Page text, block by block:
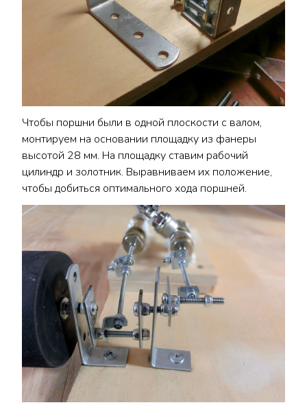
Чтобы поршни были в одной плоскости с валом,
монтируем на основании площадку из фанеры
высотой 28 мм. На площадку ставим рабочий
цилиндр и золотник. Выравниваем их положение,
чтобы добиться оптимального хода поршней.